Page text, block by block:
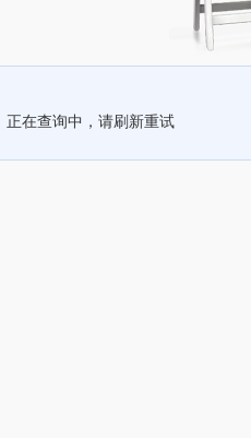
正在查询中，请刷新重试